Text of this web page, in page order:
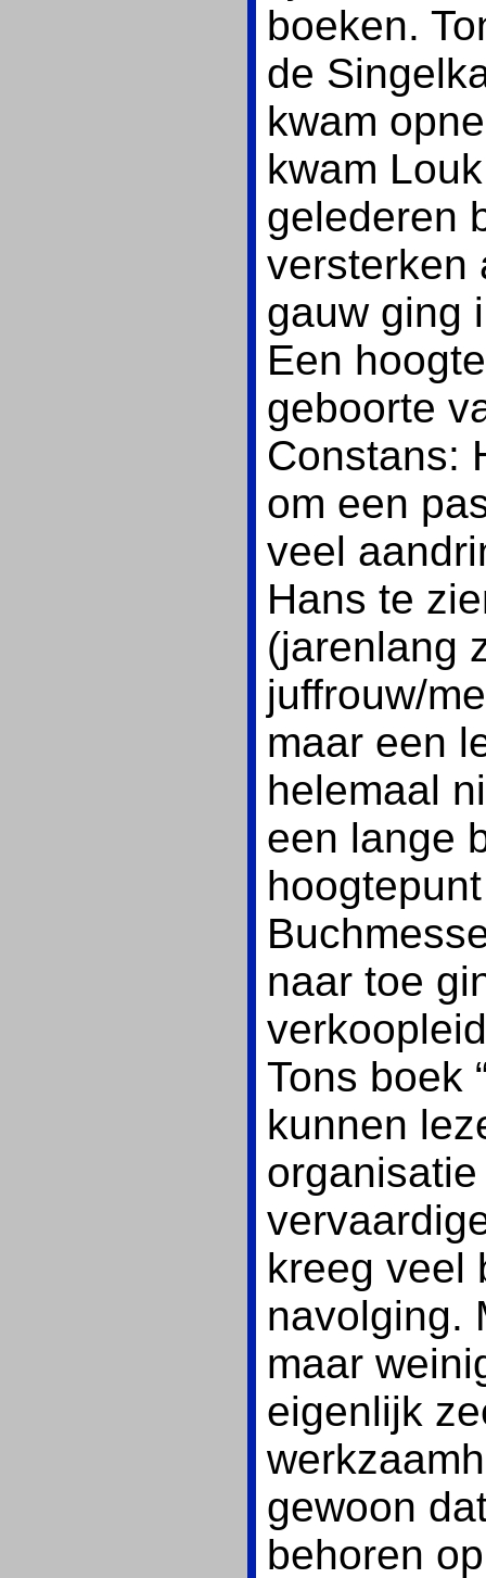
boeken.
de
kwam
kwam
gelederen
versterken
gauw ging
Een
geboorte
Constans:
om een
veel
Hans te
(jarenlang
juffrouw/
maar een
helemaal
een lange
naar toe
Tons boek
kunnen
kreeg veel
navolging.
maar
eigenlijk
gewoon
behoren